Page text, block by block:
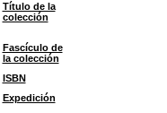
Título de la
colección
Fascículo de
la colección
ISBN
Expedición